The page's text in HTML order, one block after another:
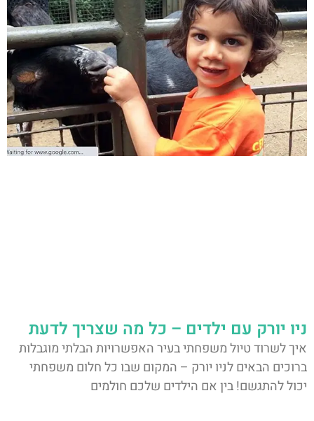
ניו יורק עם ילדים – כל מה שצריך לדעת
איך לשרוד טיול משפחתי בעיר האפשרויות הבלתי מוגבלות
ברוכים הבאים לניו יורק – המקום שבו כל חלום משפחתי
יכול להתגשם! בין אם הילדים שלכם חולמים